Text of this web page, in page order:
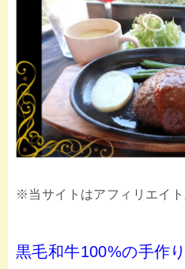
※当サイトはアフィリエイ
黒毛和牛100%の手作